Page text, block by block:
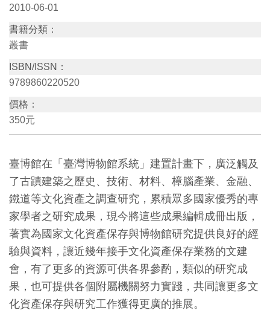
教
育
活
動
出
版
創
典
藏
研
究
便
民
2010-06-01
書籍分類：
叢書
ISBN/ISSN：
9789860220520
價格：
350元
臺博館在「臺灣博物館系統」建置計畫下，廣泛觸及
了古蹟建築之歷史、技術、材料、樟腦產業、金融、
鐵道等文化資產之調查研究，累積眾多國家優秀的專
家學者之研究成果，現今將這些成果編輯成冊出版，
著實為國家文化資產保存與博物館研究提供良好的經
驗與資料，讓近幾年接手文化資產保存業務的文建
會，有了更多的資源可供各界參酌，類似的研究成
果，也可提供各個附屬機關努力實踐，共同讓更多文
化資產保存與研究工作獲得更廣的推展。